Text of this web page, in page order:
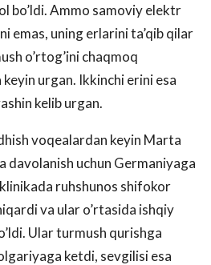
bo’ldi. Ammo samoviy elektr
emas, uning erlarini ta’qib qilar
o’rtog’ini chaqmoq
urgan. Ikkinchi erini esa
kelib urgan.
voqealardan keyin Marta
davolanish uchun Germaniyaga
ruhshunos shifokor
va ular o’rtasida ishqiy
Ular turmush qurishga
ketdi, sevgilisi esa